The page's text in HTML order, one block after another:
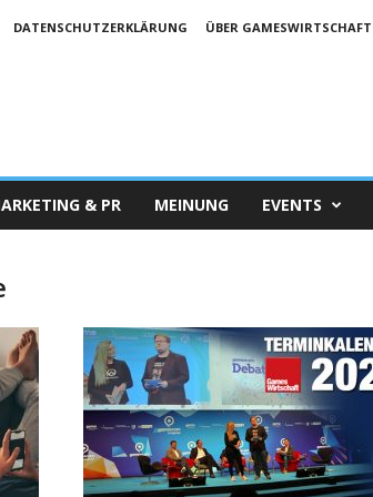
DATENSCHUTZERKLÄRUNG ÜBER GAMESWIRTSCHAFT
& PR MEINUNG EVENTS